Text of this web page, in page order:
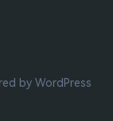
by WordPress